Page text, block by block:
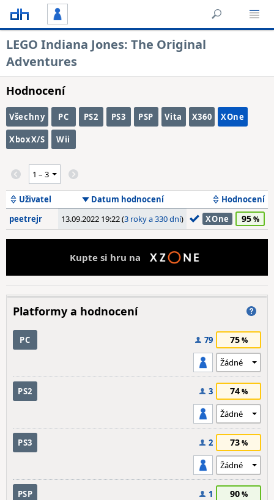
LEGO Indiana Jones: The Original
Adventures
Hodnocení
Všechny PC PS2 PS3 PSP Vita X360 XOne
XboxX/S Wii
Uživatel Datum hodnocení
Hodnocení
peetrejr
13.09.2022 19:22 (3 roky a 330 dní) XOne 95
Kupte si hru na
Platformy a hodnocení
PC 79 75
PS2 3 74
PS3 2 73
PSP 1 90